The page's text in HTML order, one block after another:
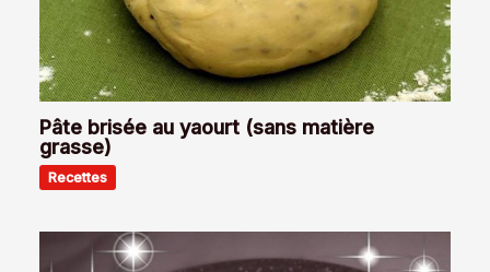
Pâte brisée au yaourt (sans matière
grasse)
Recettes